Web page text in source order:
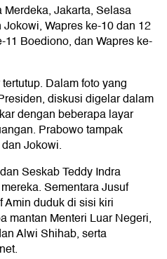
Jakarta, Selasa
Wapres ke-10 dan 12
Boediono, dan Wapres ke-
Dalam foto yang
diskusi digelar dalam
dengan beberapa layar
Prabowo tampak
Jokowi.
Seskab Teddy Indra
Sementara Jusuf
Amin duduk di sisi kiri
mantan Menteri Luar Negeri,
Alwi Shihab, serta